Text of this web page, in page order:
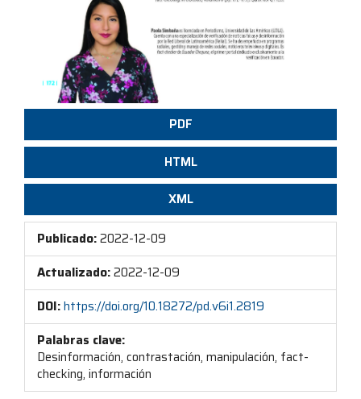
PDF
HTML
XML
Publicado:2022-12-09
Actualizado:2022-12-09
DOI:https://doi.org/10.18272/pd.v6i1.2819
Palabras clave:
Desinformación, contrastación, manipulación, fact-
checking, información